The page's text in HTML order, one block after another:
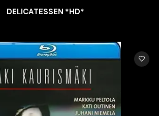
DELICATESSEN *HD*